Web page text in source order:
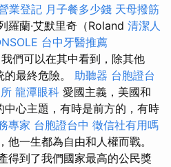
業登記 月子餐多少錢 天母撥筋
羅蘭·艾默里奇（Roland 清潔人
台中牙醫推薦
們可以在其中看到，除其他
最終危險。 助聽器 台胞證台
龍潭眼科 愛國主義，美國和
心主題，有時是前方的，有時
專家 台胞證台中 徵信社有用嗎
他一生都為自由和人權而戰。
得到了我們國家最高的公民獎